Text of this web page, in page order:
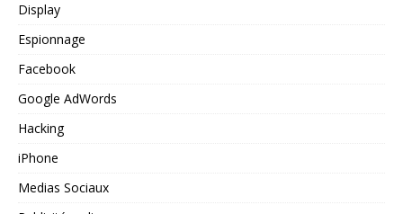
Display
Espionnage
Facebook
Google AdWords
Hacking
iPhone
Medias Sociaux